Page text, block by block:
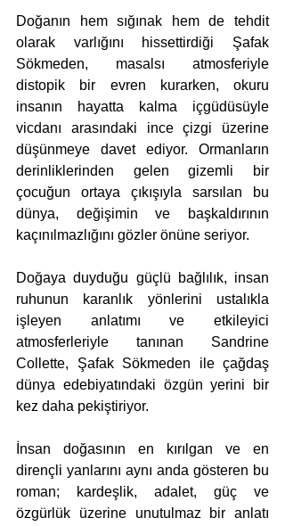
Doğanın hem sığınak hem de tehdit
olarak varlığını hissettirdiği Şafak
Sökmeden, masalsı atmosferiyle
distopik bir evren kurarken, okuru
insanın hayatta kalma içgüdüsüyle
vicdanı arasındaki ince çizgi üzerine
düşünmeye davet ediyor. Ormanların
derinliklerinden gelen gizemli bir
çocuğun ortaya çıkışıyla sarsılan bu
dünya, değişimin ve başkaldırının
kaçınılmazlığını gözler önüne seriyor.
Doğaya duyduğu güçlü bağlılık, insan
ruhunun karanlık yönlerini ustalıkla
işleyen anlatımı ve etkileyici
atmosferleriyle tanınan Sandrine
Collette, Şafak Sökmeden ile çağdaş
dünya edebiyatındaki özgün yerini bir
kez daha pekiştiriyor.
İnsan doğasının en kırılgan ve en
dirençli yanlarını aynı anda gösteren bu
roman; kardeşlik, adalet, güç ve
özgürlük üzerine unutulmaz bir anlatı